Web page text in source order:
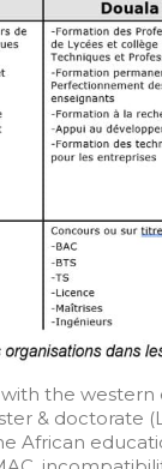
the
& doctorate
African